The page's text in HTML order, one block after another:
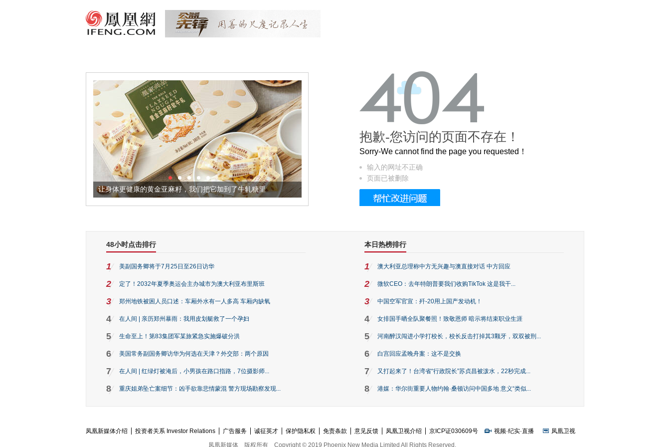
让身体更健康的黄金亚麻籽，我们把它加到了牛轧糖里 被列入佛家七宝的它到底有多美？
抱歉-您访问的页面不存在！
Sorry-We cannot find the page you requested！
输入的网址不正确
页面已被删除
48小时点击排行
1 美副国务卿将于7月25日至26日访华
2 定了！2032年夏季奥运会主办城市为澳大利亚布里斯班
3 郑州地铁被困人员口述：车厢外水有一人多高 车厢内缺氧
4 在人间 | 亲历郑州暴雨：我用皮划艇救了一个孕妇
5 生命至上！第83集团军某旅紧急实施爆破分洪
6 美国常务副国务卿访华为何选在天津？外交部：两个原因
7 在人间 | 红绿灯被淹后，小男孩在路口指路，7位摄影师...
8 重庆姐弟坠亡案细节：凶手欲靠悲情蒙混 警方现场勘察发现...
本日热榜排行
1 澳大利亚总理称中方无兴趣与澳直接对话 中方回应
2 微软CEO：去年特朗普要我们收购TikTok 这是我干...
3 中国空军官宣：歼-20用上国产发动机！
4 女排国手晒全队聚餐照！致敬恩师 暗示将结束职业生涯
5 河南醉汉闯进小学打校长，校长反击打掉其3颗牙，双双被刑...
6 白宫回应孟晚舟案：这不是交换
7 又打起来了！台湾省“行政院长”苏贞昌被泼水，22秒完成...
8 港媒：华尔街重要人物约翰·桑顿访问中国多地 意义“类似...
凤凰新媒体介绍 投资者关系 Investor Relations 广告服务 诚征英才 保护隐私权 免责条款 意见反馈 凤凰卫视介绍 京ICP证030609号 视频·纪实·直播
凤凰卫视
凤凰新媒体
版权所有 Copyright © 2019 Phoenix New Media Limited All Rights Reserved.